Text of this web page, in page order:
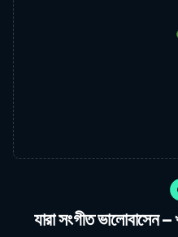
যারা সংগীত ভালোবাসেন